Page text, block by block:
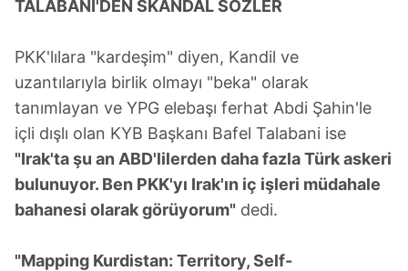
TALABANİ'DEN SKANDAL SÖZLER
PKK'lılara "kardeşim" diyen, Kandil ve
uzantılarıyla birlik olmayı "beka" olarak
tanımlayan ve YPG elebaşı ferhat Abdi Şahin'le
içli dışlı olan KYB Başkanı Bafel Talabani ise
"Irak'ta şu an ABD'lilerden daha fazla Türk askeri
bulunuyor. Ben PKK'yı Irak'ın iç işleri müdahale
bahanesi olarak görüyorum" dedi.
"Mapping Kurdistan: Territory, Self-